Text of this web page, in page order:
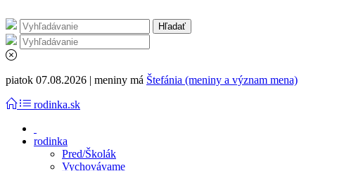
piatok 07.08.2026 | meniny má Štefánia (meniny a význam mena)
rodinka.sk
rodinka
Pred/Školák
Vychovávame